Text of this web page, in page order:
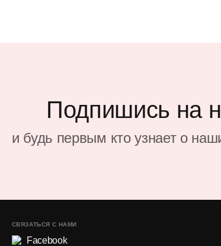
Подпишись на
и будь первым кто узнает о
СВЯЗАТЬСЯ С НАМИ
Facebook